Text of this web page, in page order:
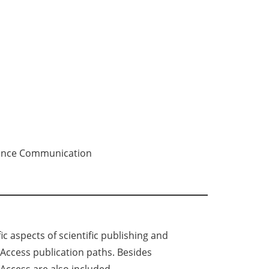
Communication
aspects of scientific publishing and
publication paths. Besides